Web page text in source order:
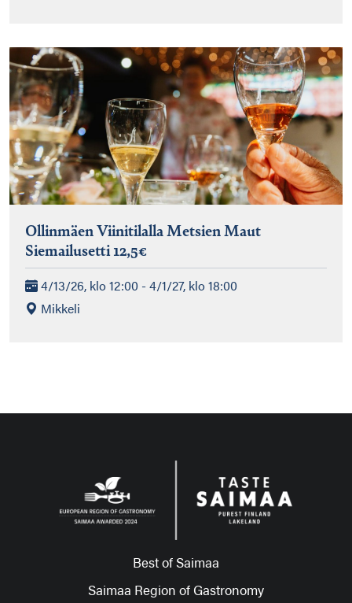
Ollinmäen Viinitilalla Metsien Maut
Siemailusetti 12,5€
4/13/26, klo 12:00 - 4/1/27, klo 18:00
Mikkeli
Best of Saimaa
Saimaa Region of Gastronomy